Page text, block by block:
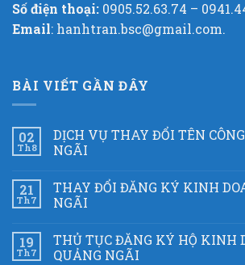
Số điện thoại: 0905.52.63.74 –
Email: hanhtran.bsc@gmail.com.
BÀI VIẾT GẦN ĐÂY
02
Th8
DỊCH VỤ THAY ĐỔI TÊN
NGÃI
21
Th7
THAY ĐỔI ĐĂNG KÝ KINH
NGÃI
19
Th7
THỦ TỤC ĐĂNG KÝ HỘ KINH
QUẢNG NGÃI